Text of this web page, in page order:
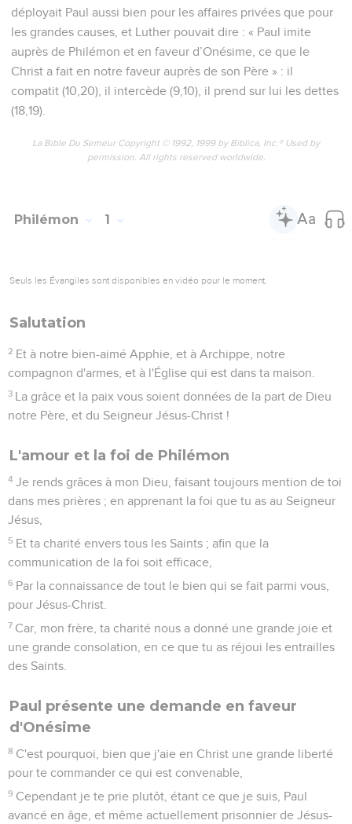
déployait Paul aussi bien pour les affaires privées que pour
les grandes causes, et Luther pouvait dire : « Paul imite
auprès de Philémon et en faveur d’Onésime, ce que le
Christ a fait en notre faveur auprès de son Père » : il
compatit (10,20), il intercède (9,10), il prend sur lui les dettes
(18,19).
La Bible Du Semeur Copyright © 1992, 1999 by Biblica, Inc.® Used by
permission. All rights reserved worldwide.
Philémon 1
Seuls les Évangiles sont disponibles en vidéo pour le moment.
Salutation
2 Et à notre bien-aimé Apphie, et à Archippe, notre
compagnon d'armes, et à l'Église qui est dans ta maison.
3 La grâce et la paix vous soient données de la part de Dieu
notre Père, et du Seigneur Jésus-Christ !
L'amour et la foi de Philémon
4 Je rends grâces à mon Dieu, faisant toujours mention de toi
dans mes prières ; en apprenant la foi que tu as au Seigneur
Jésus,
5 Et ta charité envers tous les Saints ; afin que la
communication de la foi soit efficace,
6 Par la connaissance de tout le bien qui se fait parmi vous,
pour Jésus-Christ.
7 Car, mon frère, ta charité nous a donné une grande joie et
une grande consolation, en ce que tu as réjoui les entrailles
des Saints.
Paul présente une demande en faveur
d'Onésime
8 C'est pourquoi, bien que j'aie en Christ une grande liberté
pour te commander ce qui est convenable,
9 Cependant je te prie plutôt, étant ce que je suis, Paul
avancé en âge, et même actuellement prisonnier de Jésus-